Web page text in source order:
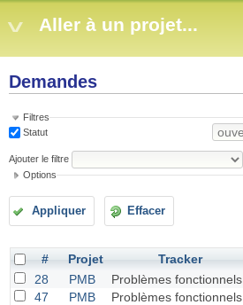
Aller à un projet...
Demandes
Filtres
Statut
Ajouter le filtre
Options
Appliquer Effacer
# Projet Tracker
28
PMB Problèmes fonctionnels
47
PMB Problèmes fonctionnels